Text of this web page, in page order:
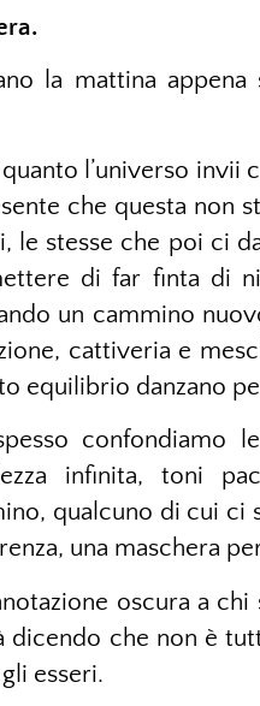
la mattina
l’universo invii
che questa non
le stesse che poi ci
di far finta di
un cammino
cattiveria e
equilibrio danzano
confondiamo
infinita, toni
qualcuno di cui ci
una maschera
oscura a
dicendo che non è
esseri.